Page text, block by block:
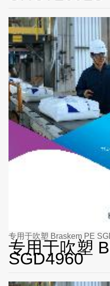
专用于吹塑 Braskem PE
专用于吹塑
SGD4960